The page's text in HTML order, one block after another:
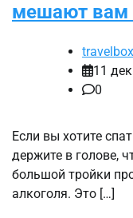
мешают вам
11
0
Если вы хотите
держите в голове,
большой тройки
алкоголя. Это […]